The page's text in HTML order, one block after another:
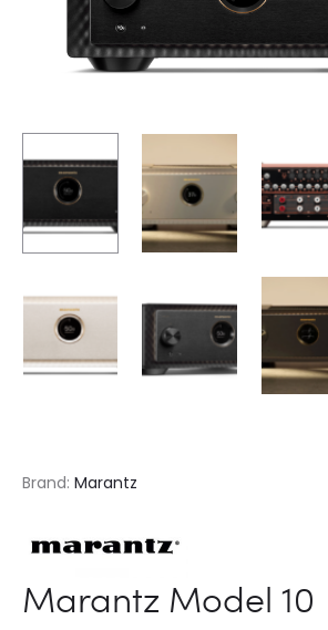
Brand: Marantz
Marantz Model 10